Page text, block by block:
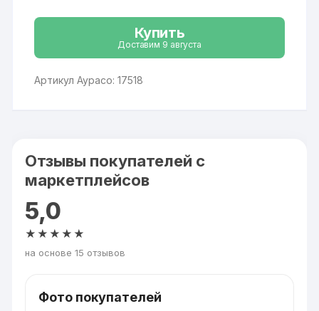
Купить
Доставим 9 августа
Артикул Аурасо: 17518
Отзывы покупателей с
маркетплейсов
5,0
★★★★★
на основе 15 отзывов
Фото покупателей